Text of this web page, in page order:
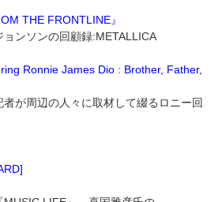
THE FRONTLINE』
ンソンの回顧録:METALLICA
Ronnie James Dio : Brother, Father,
が周辺の人々に取材して綴るロニー回